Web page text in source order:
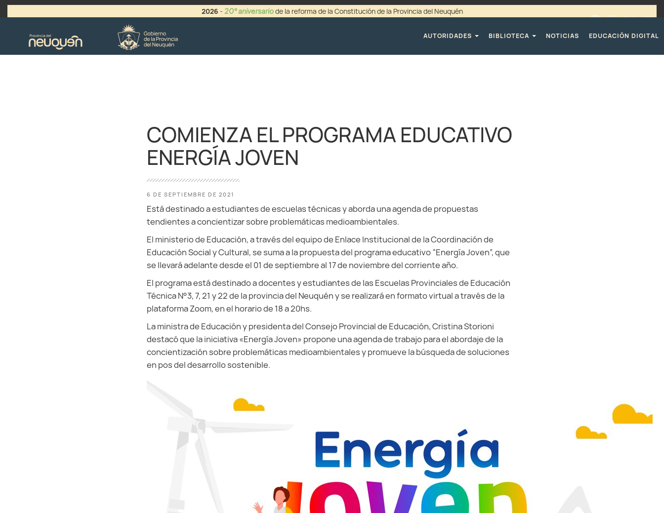
2026 - 20° aniversariode la reforma de la Constitución de la Provincia del Neuquén
AUTORIDADES
BIBLIOTECA NOTICIAS EDUCACIÓN DIGITAL
COMIENZA EL PROGRAMA EDUCATIVO
ENERGÍA JOVEN
6 DE SEPTIEMBRE DE 2021
Está destinado a estudiantes de escuelas técnicas y aborda una agenda de propuestas
tendientes a concientizar sobre problemáticas medioambientales.
El ministerio de Educación, a través del equipo de Enlace Institucional de la Coordinación de
Educación Social y Cultural, se suma a la propuesta del programa educativo “Energía Joven”, que
se llevará adelante desde el 01 de septiembre al 17 de noviembre del corriente año.
El programa está destinado a docentes y estudiantes de las Escuelas Provinciales de Educación
Técnica N°3, 7, 21 y 22 de la provincia del Neuquén y se realizará en formato virtual a través de la
plataforma Zoom, en el horario de 18 a 20hs.
La ministra de Educación y presidenta del Consejo Provincial de Educación, Cristina Storioni
destacó que la iniciativa «Energía Joven» propone una agenda de trabajo para el abordaje de la
concientización sobre problemáticas medioambientales y promueve la búsqueda de soluciones
en pos del desarrollo sostenible.